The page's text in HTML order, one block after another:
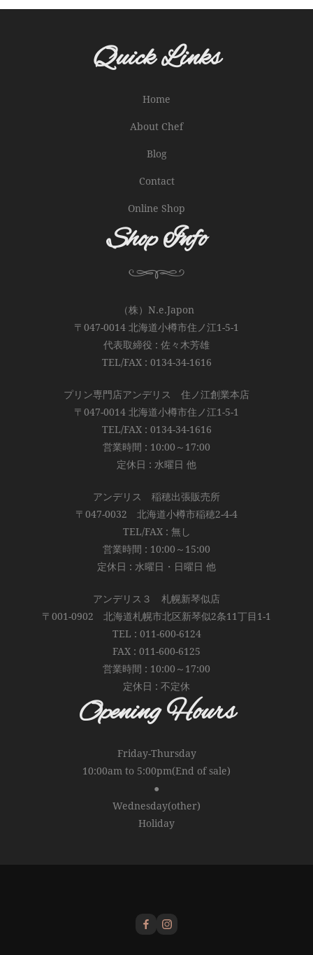
Quick Links
Home
About Chef
Blog
Contact
Online Shop
Shop Info
（株）N.e.Japon
〒047-0014 北海道小樽市住ノ江1-5-1
代表取締役 : 佐々木芳雄
TEL/FAX : 0134-34-1616
プリン専門店アンデリス 住ノ江創業本店
〒047-0014 北海道小樽市住ノ江1-5-1
TEL/FAX : 0134-34-1616
営業時間 : 10:00～17:00
定休日 : 水曜日 他
アンデリス 稲穂出張販売所
〒047-0032 北海道小樽市稲穂2-4-4
TEL/FAX : 無し
営業時間 : 10:00～15:00
定休日 : 水曜日・日曜日 他
アンデリス３ 札幌新琴似店
〒001-0902 北海道札幌市北区新琴似2条11丁目1-1
TEL : 011-600-6124
FAX : 011-600-6125
営業時間 : 10:00～17:00
定休日 : 不定休
Opening Hours
Friday-Thursday
10:00am to 5:00pm(End of sale)
●
Wednesday(other)
Holiday